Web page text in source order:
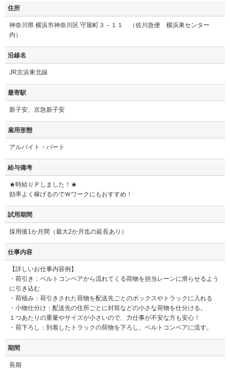
住所
神奈川県 横浜市神奈川区 守屋町３－１１ （佐川急便 横浜東センター
内）
沿線名
JR京浜東北線
最寄駅
新子安、京急新子安
雇用形態
アルバイト・パート
給与備考
★時給ＵＰしました！★
効率よく稼げるのでＷワークにもおすすめ！
試用期間
採用後1か月間（最大2か月迄の延長あり）
仕事内容
【詳しいお仕事内容例】
・荷引き：ベルトコンベアから流れてくる荷物を担当レーンに滑らせるよう
に引き込む
・荷積み：荷引きされた荷物を配送先ごとのボックスやトラックに入れる
・小物仕分け：配送先の住所ごとに封筒などの小さな荷物を仕分ける。
１つあたりの重量やサイズが小さいので、力仕事が不安な方も安心！
・荷下ろし：到着したトラックの荷物を下ろし、ベルトコンベアに流す。
期間
長期